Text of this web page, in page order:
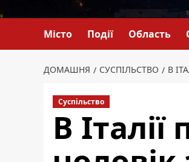
Місто Події Область
ДОМАШНЯ СУСПІЛЬСТВО В
Суспільство
В